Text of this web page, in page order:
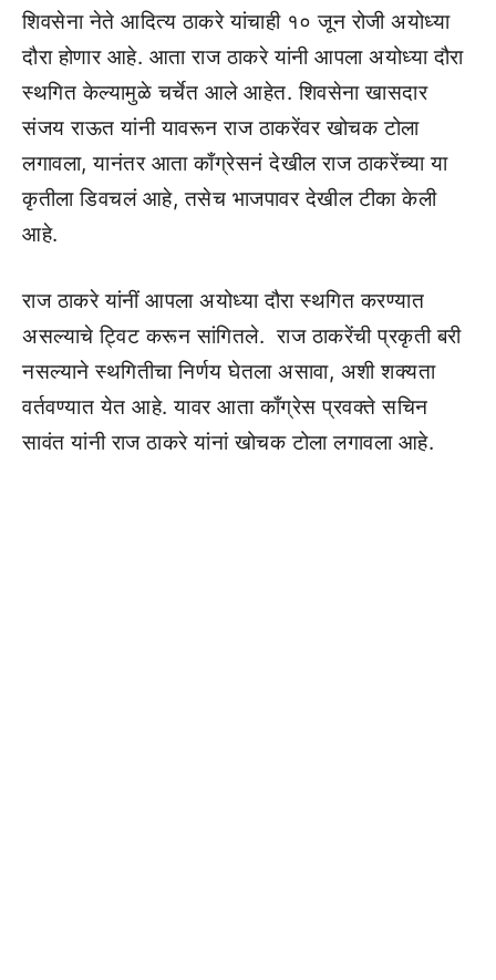
शिवसेना नेते आदित्य ठाकरे यांचाही १० जून रोजी अयोध्या
दौरा होणार आहे. आता राज ठाकरे यांनी आपला अयोध्या दौरा
स्थगित केल्यामुळे चर्चेत आले आहेत. शिवसेना खासदार
संजय राऊत यांनी यावरून राज ठाकरेंवर खोचक टोला
लगावला, यानंतर आता काँग्रेसनं देखील राज ठाकरेंच्या या
कृतीला डिवचलं आहे, तसेच भाजपावर देखील टीका केली
आहे.
राज ठाकरे यांनीं आपला अयोध्या दौरा स्थगित करण्यात
असल्याचे ट्विट करून सांगितले. राज ठाकरेंची प्रकृती बरी
नसल्याने स्थगितीचा निर्णय घेतला असावा, अशी शक्यता
वर्तवण्यात येत आहे. यावर आता काँग्रेस प्रवक्ते सचिन
सावंत यांनी राज ठाकरे यांनां खोचक टोला लगावला आहे.